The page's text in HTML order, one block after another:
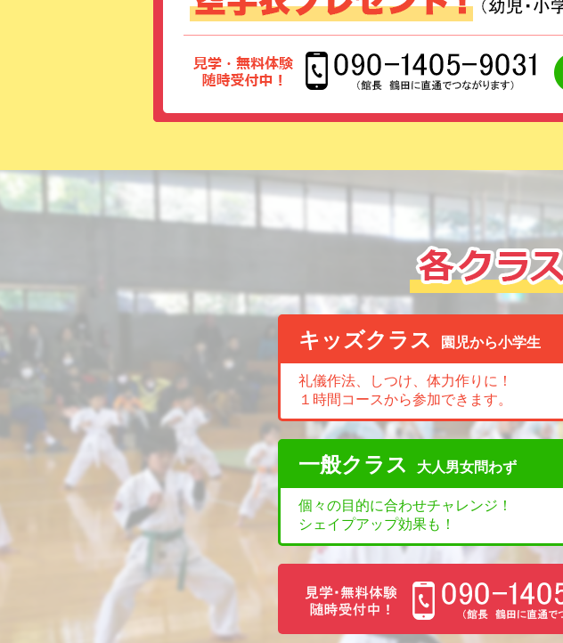
キッズクラス 園児から小学生
礼儀作法、しつけ、体力作りに！
１時間コースから参加できます。
一般クラス 大人男女問わず
個々の目的に合わせチャレンジ！
シェイプアップ効果も！